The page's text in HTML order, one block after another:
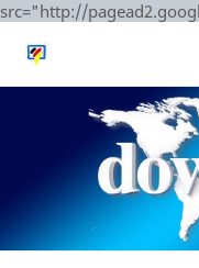
src="http://